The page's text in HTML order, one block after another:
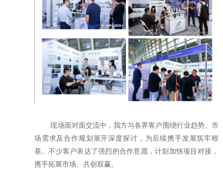
现场面对面交流中，我方与各界客户围绕行业趋势、市
场需求及合作规划展开深度探讨，为后续携手发展筑牢根
基。不少客户表达了强烈的合作意愿，计划加快项目对接，
携手拓展市场、共创双赢。